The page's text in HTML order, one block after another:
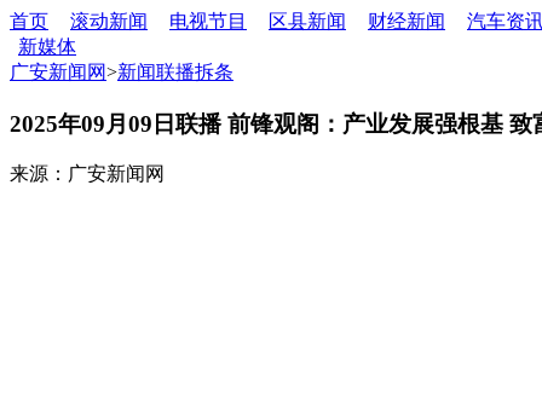
首页 滚动新闻 电视节目 区县新闻 财经新闻
汽车资
新媒体
广安新闻网>新闻联播拆条
2025年09月09日联播 前锋观阁：产业发展强根基 致
来源：广安新闻网